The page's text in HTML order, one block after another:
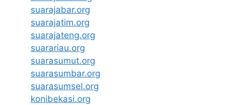
suarajabar.org
suarajatim.org
suarajateng.org
suarariau.org
suarasumut.org
suarasumbar.org
suarasumsel.org
konibekasi.org